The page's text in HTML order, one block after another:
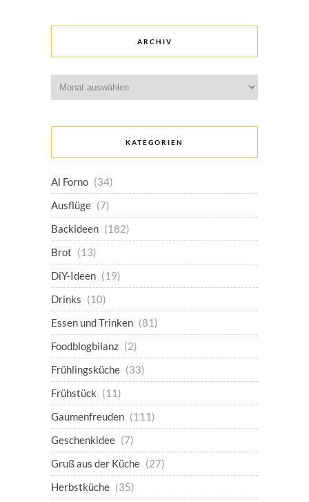
ARCHIV
KATEGORIEN
Al Forno (34)
Ausflüge (7)
Backideen (182)
Brot (13)
DiY-Ideen (19)
Drinks (10)
Essen und Trinken (81)
Foodblogbilanz (2)
Frühlingsküche (33)
Frühstück (11)
Gaumenfreuden (111)
Geschenkidee (7)
Gruß aus der Küche (27)
Herbstküche (35)